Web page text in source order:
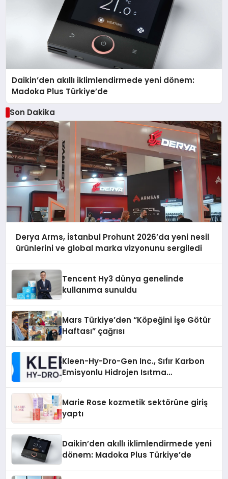
Daikin’den akıllı iklimlendirmede yeni dönem:
Madoka Plus Türkiye’de
Son Dakika
Derya Arms, İstanbul Prohunt 2026’da yeni nesil
ürünlerini ve global marka vizyonunu sergiledi
Tencent Hy3 dünya genelinde
kullanıma sunuldu
Mars Türkiye’den “Köpeğini İşe Götür
Haftası” çağrısı
Kleen-Hy-Dro-Gen Inc., Sıfır Karbon
Emisyonlu Hidrojen Isıtma
Marie Rose kozmetik sektörüne giriş
yaptı
Daikin’den akıllı iklimlendirmede yeni
dönem: Madoka Plus Türkiye’de